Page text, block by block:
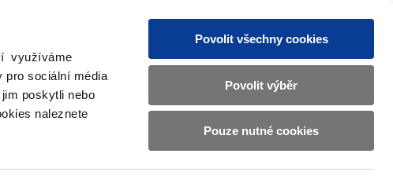
využíváme
pro sociální média
poskytli nebo
naleznete
Povolit všechny cookies
Povolit výběr
Pouze nutné cookies
CZ EN
Základní
informace
o
Ministerstvu
financí
submenu
submenu